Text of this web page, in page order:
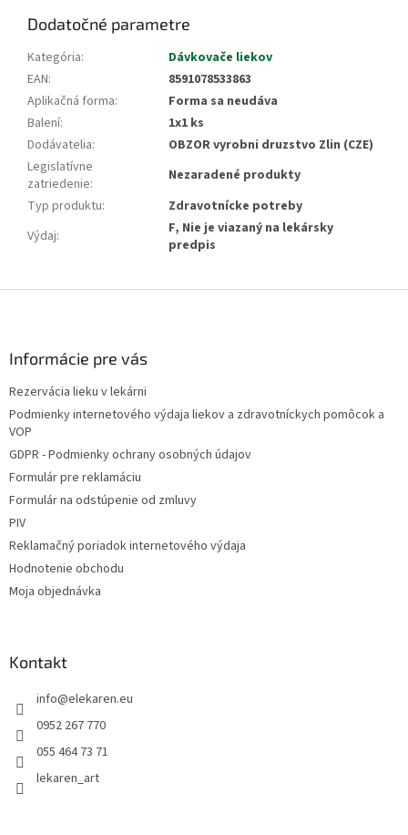
Dodatočné parametre
Kategória:
Dávkovače liekov
EAN:
8591078533863
Aplikačná forma:
Forma sa neudáva
Balení:
1x1 ks
Dodávatelia:
OBZOR vyrobni druzstvo Zlin (CZE)
Legislatívne
zatriedenie:
Nezaradené produkty
Typ produktu:
Zdravotnícke potreby
Výdaj:
F, Nie je viazaný na lekársky
predpis
Informácie pre vás
Rezervácia lieku v lekárni
Podmienky internetového výdaja liekov a zdravotníckych pomôcok a
VOP
GDPR - Podmienky ochrany osobných údajov
Formulár pre reklamáciu
Formulár na odstúpenie od zmluvy
PIV
Reklamačný poriadok internetového výdaja
Hodnotenie obchodu
Moja objednávka
Kontakt
info@elekaren.eu
0952 267 770
055 464 73 71
lekaren_art